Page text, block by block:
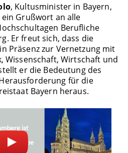
, Kultusminister in Bayern,
Grußwort an alle
Berufliche
Er freut sich, dass die
Präsenz zur Vernetzung mit
Wissenschaft, Wirtschaft und
er die Bedeutung des
für die
Bayern heraus.